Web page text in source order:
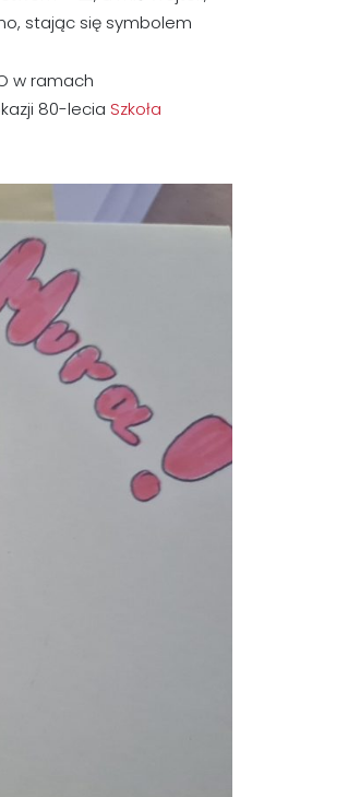
stając się symbolem
w ramach
80-lecia Szkoła